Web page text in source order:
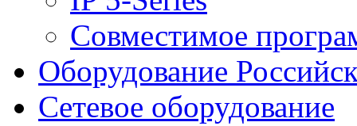
Совместимое
Оборудование
Сетевое оборудование